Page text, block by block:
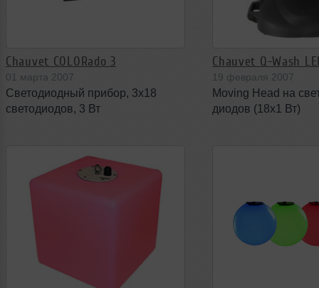
Chauvet COLORado 3
01 марта 2007
Светодиодный прибор, 3х18
светодиодов, 3 Вт
Chauvet Q-Wash
19 февраля 2007
Moving Head на
диодов (18x1 Вт)